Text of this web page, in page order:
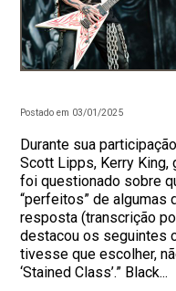
Postado em 03/01/2025
Durante sua
Scott Lipps, Kerry King,
foi questionado sobre
“perfeitos” de algumas
resposta (transcrição
destacou os seguintes
tivesse que escolher,
‘Stained Class’.” Black...